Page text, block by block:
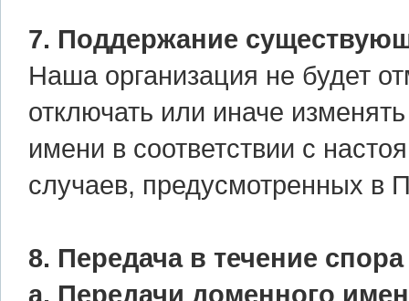
7. Поддержание
Наша организация не будет
отключать или иначе
имени в соответствии с
случаев, предусмотренных в
8. Передача в течение спора
а. Передачи доменного